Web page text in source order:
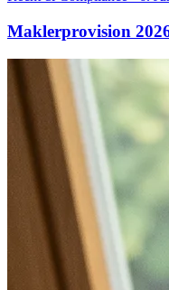
Maklerprovision